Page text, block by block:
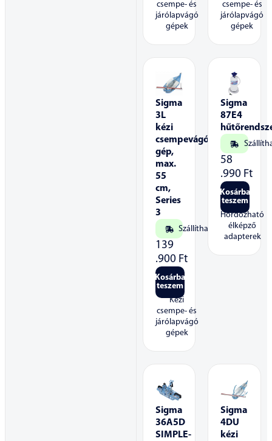
csempe- és
járólapvágó
gépek
csempe- és
járólapvágó
gépek
Sigma
3L
kézi
csempevágó
gép,
max.
55
cm,
Series
3
Szállítható
139
.900 Ft
Kosárba
teszem
Kézi
csempe- és
járólapvágó
gépek
Sigma
87E4
58
.990 Ft
Kosárba
teszem
Hordozható
élképző
adapterek
Sigma
36A5D
SIMPLE-
Sigma
4DU
kézi